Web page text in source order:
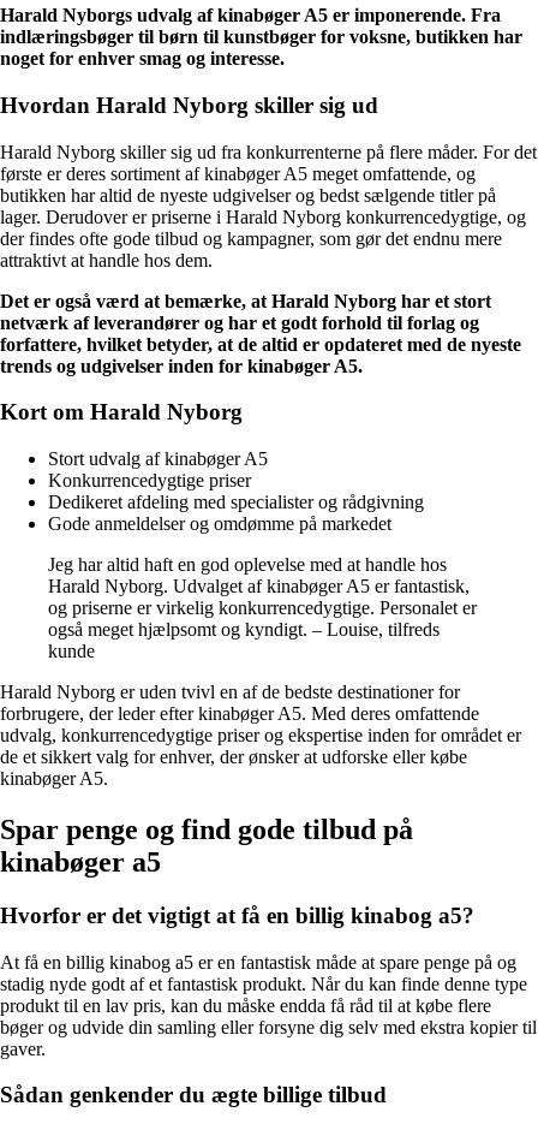
Harald Nyborgs udvalg af kinabøger A5 er imponerende. Fra
indlæringsbøger til børn til kunstbøger for voksne, butikken har
noget for enhver smag og interesse.
Hvordan Harald Nyborg skiller sig ud
Harald Nyborg skiller sig ud fra konkurrenterne på flere måder. For det
første er deres sortiment af kinabøger A5 meget omfattende, og
butikken har altid de nyeste udgivelser og bedst sælgende titler på
lager. Derudover er priserne i Harald Nyborg konkurrencedygtige, og
der findes ofte gode tilbud og kampagner, som gør det endnu mere
attraktivt at handle hos dem.
Det er også værd at bemærke, at Harald Nyborg har et stort
netværk af leverandører og har et godt forhold til forlag og
forfattere, hvilket betyder, at de altid er opdateret med de nyeste
trends og udgivelser inden for kinabøger A5.
Kort om Harald Nyborg
Stort udvalg af kinabøger A5
Konkurrencedygtige priser
Dedikeret afdeling med specialister og rådgivning
Gode anmeldelser og omdømme på markedet
Jeg har altid haft en god oplevelse med at handle hos
Harald Nyborg. Udvalget af kinabøger A5 er fantastisk,
og priserne er virkelig konkurrencedygtige. Personalet er
også meget hjælpsomt og kyndigt. – Louise, tilfreds
kunde
Harald Nyborg er uden tvivl en af de bedste destinationer for
forbrugere, der leder efter kinabøger A5. Med deres omfattende
udvalg, konkurrencedygtige priser og ekspertise inden for området er
de et sikkert valg for enhver, der ønsker at udforske eller købe
kinabøger A5.
Spar penge og find gode tilbud på
kinabøger a5
Hvorfor er det vigtigt at få en billig kinabog a5?
At få en billig kinabog a5 er en fantastisk måde at spare penge på og
stadig nyde godt af et fantastisk produkt. Når du kan finde denne type
produkt til en lav pris, kan du måske endda få råd til at købe flere
bøger og udvide din samling eller forsyne dig selv med ekstra kopier til
gaver.
Sådan genkender du ægte billige tilbud